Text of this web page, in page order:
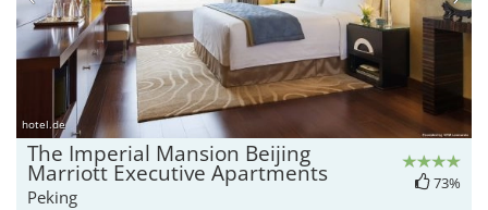
hotel.de
The Imperial Mansion Beijing
Marriott Executive Apartments
Peking
73%